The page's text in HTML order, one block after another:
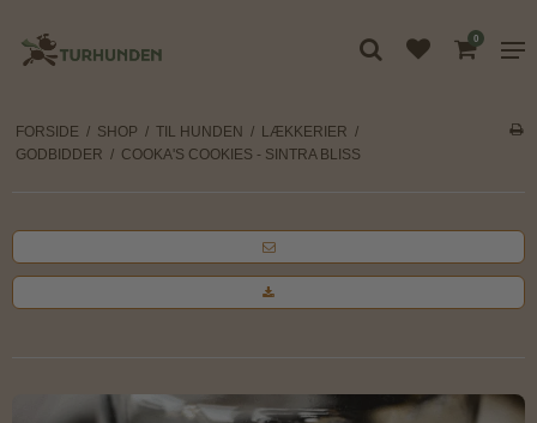
0
FORSIDE / SHOP / TIL HUNDEN / LÆKKERIER /
GODBIDDER / COOKA'S COOKIES - SINTRA BLISS